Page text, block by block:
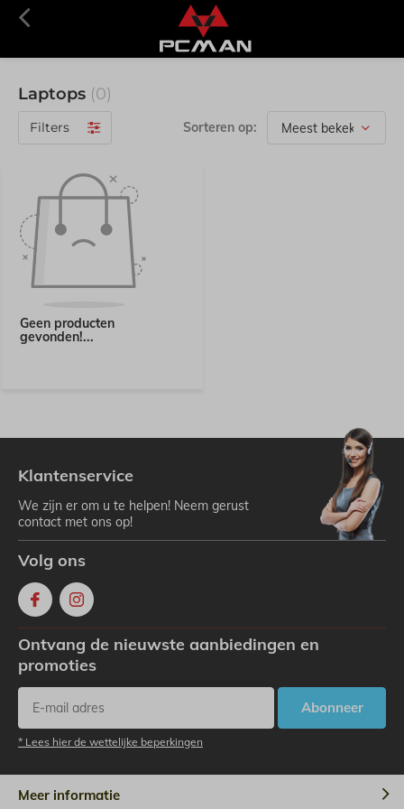
Laptops (0)
Filters Sorteren op:
Geen producten
gevonden!...
Klantenservice
We zijn er om u te helpen! Neem gerust
contact met ons op!
Volg ons
Ontvang de nieuwste aanbiedingen en
promoties
Abonneer
* Lees hier de wettelijke beperkingen
Meer informatie